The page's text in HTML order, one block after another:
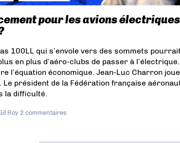
pour les avions
100LL qui s’envole vers des sommets
en plus d’aéro-clubs de passer à l’électrique.
l’équation économique. Jean-Luc Charron joue
président de la Fédération française
la difficulté.
Roy 2 commentaires